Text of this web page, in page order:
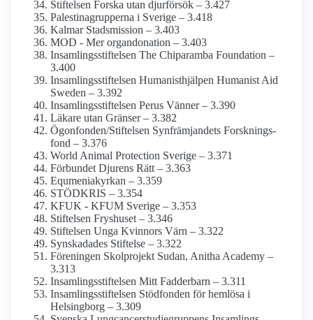
Stiftelsen Forska utan djurförsök – 3.427
Palestina­grupperna i Sverige – 3.418
Kalmar Stads­mission – 3.403
MOD - Mer organ­donation – 3.403
Insamlings­stiftelsen The Chiparamba Foundation –
3.400
Insamlings­stiftelsen Humanist­hjälpen Humanist Aid
Sweden – 3.392
Insamlings­stiftelsen Perus Vänner – 3.390
Läkare utan Gränser – 3.382
Ögonfonden/­Stiftelsen Synfrämjandets Forsknings­
fond – 3.376
World Animal Protection Sverige – 3.371
Förbundet Djurens Rätt – 3.363
Equmenia­kyrkan – 3.359
STÖDKRIS – 3.354
KFUK - KFUM Sverige – 3.353
Stiftelsen Fryshuset – 3.346
Stiftelsen Unga Kvinnors Värn – 3.322
Synskadades Stiftelse – 3.322
Föreningen Skolprojekt Sudan, Anitha Academy –
3.313
Insamlings­stiftelsen Mitt Fadderbarn – 3.311
Insamlings­stiftelsen Stödfonden för hemlösa i
Helsingborg – 3.309